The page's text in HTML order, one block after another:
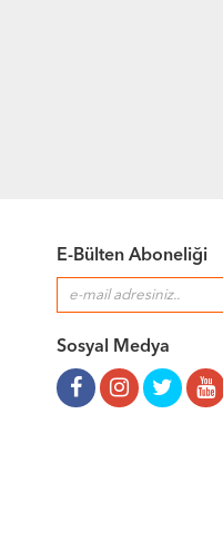
E-Bülten Aboneliği
Sosyal Medya